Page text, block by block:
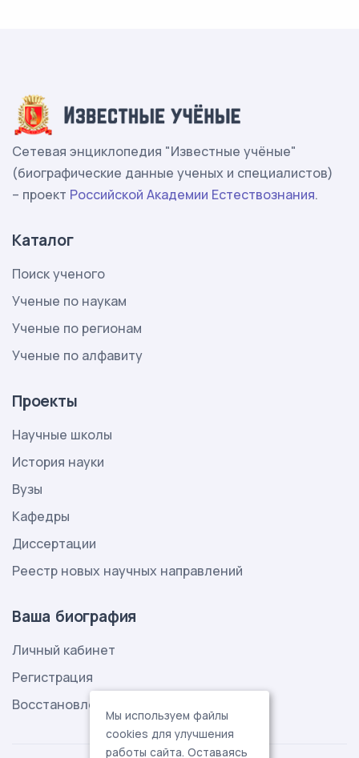
Сетевая энциклопедия "Известные учёные"
(биографические данные ученых и специалистов)
– проект Российской Академии Естествознания.
Каталог
Поиск ученого
Ученые по наукам
Ученые по регионам
Ученые по алфавиту
Проекты
Научные школы
История науки
Вузы
Кафедры
Диссертации
Реестр новых научных направлений
Ваша биография
Личный кабинет
Регистрация
Восстановление пароля
Мы используем файлы
cookies для улучшения
работы сайта. Оставаясь